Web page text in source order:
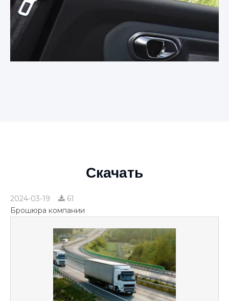
Скачать
2024-03-19
61
Брошюра компании